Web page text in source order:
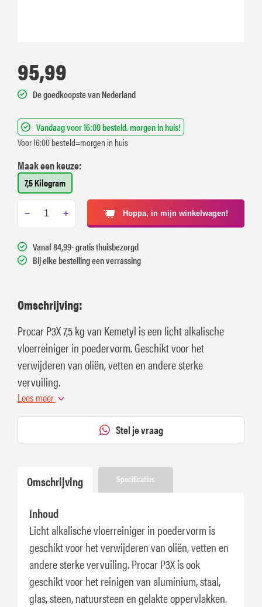
95,99
De goedkoopste van Nederland
Vandaag voor 16:00 besteld. morgen in huis!
Voor 16:00 besteld=morgen in huis
Maak een keuze:
7,5 Kilogram
− + Hoppa, in mijn winkelwagen!
Vanaf 84,99- gratis thuisbezorgd
Bij elke bestelling een verrassing
Omschrijving:
Procar P3X 7,5 kg van Kemetyl is een licht alkalische
vloerreiniger in poedervorm. Geschikt voor het
verwijderen van oliën, vetten en andere sterke
vervuiling.
Lees meer
Stel je vraag
Omschrijving Specificaties
Inhoud
Licht alkalische vloerreiniger in poedervorm is
geschikt voor het verwijderen van oliën, vetten en
andere sterke vervuiling. Procar P3X is ook
geschikt voor het reinigen van aluminium, staal,
glas, steen, natuursteen en gelakte oppervlakken.